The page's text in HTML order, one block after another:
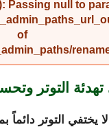
Passing null to
of
التوتر
لا يختفي التوتر دائماً